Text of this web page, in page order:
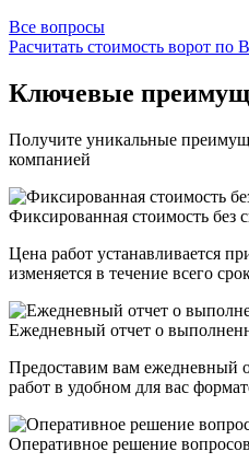
Все вопросы
Расчитать стоимость ворот по
Ключевые
Получите уникальные
компанией
Фиксированная стоимость без
Цена работ устанавливается
изменяется в течение всего
Ежедневный отчет о
Предоставим вам ежедневный
работ в удобном для вас
Оперативное решение вопросов